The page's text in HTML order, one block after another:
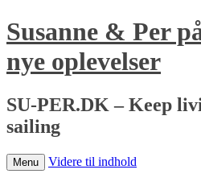
Susanne & Per
nye oplevelser
SU-PER.DK – Keep
sailing
Menu Videre til indhold